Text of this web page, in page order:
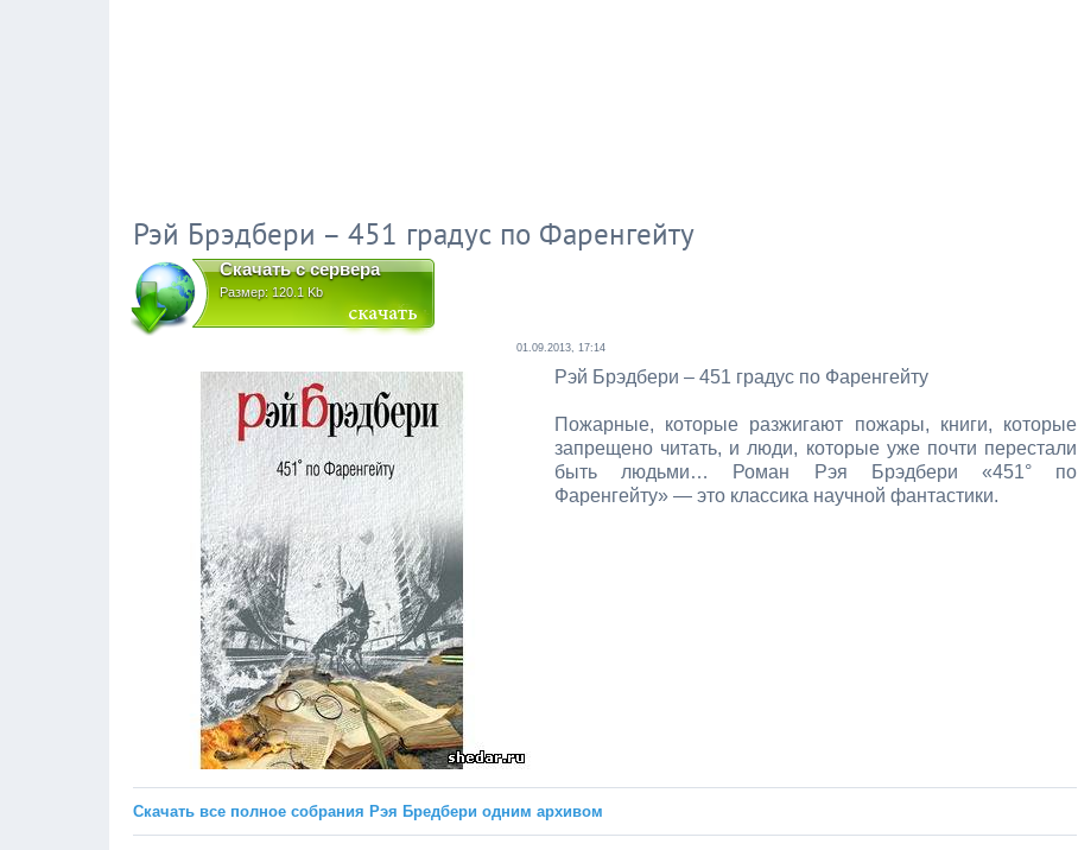
Рэй Брэдбери – 451 градус по Фаренгейту
Скачать с сервера
Размер: 120.1 Kb
01.09.2013, 17:14
Рэй Брэдбери – 451 градус по Фаренгейту
Пожарные, которые разжигают пожары, книги, которые
запрещено читать, и люди, которые уже почти перестали
быть людьми… Роман Рэя Брэдбери «451° по
Фаренгейту» — это классика научной фантастики.
Скачать все полное собрания Рэя Бредбери одним архивом